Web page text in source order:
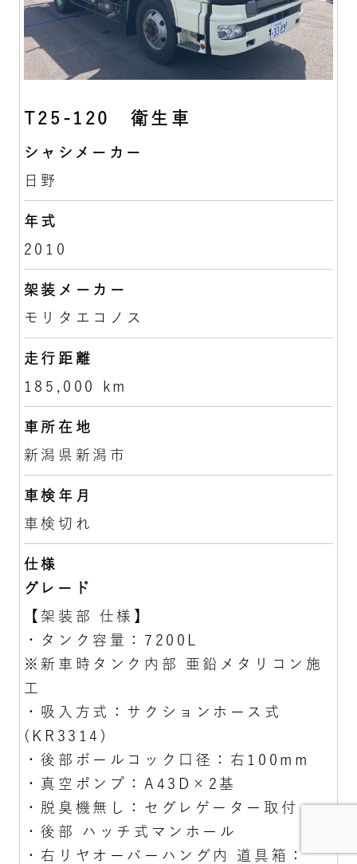
T25-120 衛生車
シャシメーカー
日野
年式
2010
架装メーカー
モリタエコノス
走行距離
185,000 km
車所在地
新潟県新潟市
車検年月
車検切れ
仕様
グレード
【架装部 仕様】
・タンク容量：7200L
※新車時タンク内部 亜鉛メタリコン施
工
・吸入方式：サクションホース式
(KR3314)
・後部ボールコック口径：右100mm
・真空ポンプ：A43D×2基
・脱臭機無し：セグレゲーター取付
・後部 ハッチ式マンホール
・右リヤオーバーハング内 道具箱：